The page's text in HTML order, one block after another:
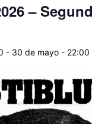
–
- 30 de mayo - 22:00